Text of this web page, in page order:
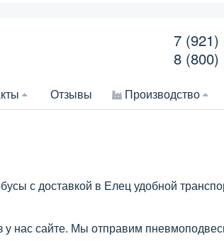
7 (921)
8 (800)
Отзывы Производство
с доставкой в Елец удобной
нас сайте. Мы отправим